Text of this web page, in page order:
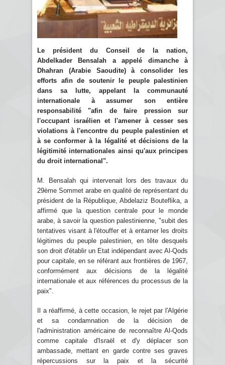
Le président du Conseil de la nation,
Abdelkader Bensalah a appelé dimanche à
Dhahran (Arabie Saoudite) à consolider les
efforts afin de soutenir le peuple palestinien
dans sa lutte, appelant la communauté
internationale à assumer son entière
responsabilité "afin de faire pression sur
l'occupant israélien et l'amener à cesser ses
violations à l'encontre du peuple palestinien et
à se conformer à la légalité et décisions de la
légitimité internationales ainsi qu'aux principes
du droit international".
M. Bensalah qui intervenait lors des travaux du
29ème Sommet arabe en qualité de représentant du
président de la République, Abdelaziz Bouteflika, a
affirmé que la question centrale pour le monde
arabe, à savoir la question palestinienne, "subit des
tentatives visant à l'étouffer et à entamer les droits
légitimes du peuple palestinien, en tête desquels
son droit d'établir un Etat indépendant avec Al-Qods
pour capitale, en se référant aux frontières de 1967,
conformément aux décisions de la légalité
internationale et aux références du processus de la
paix".
Il a réaffirmé, à cette occasion, le rejet par l'Algérie
et sa condamnation de la décision de
l'administration américaine de reconnaître Al-Qods
comme capitale d'Israël et d'y déplacer son
ambassade, mettant en garde contre ses graves
répercussions sur la paix et la sécurité